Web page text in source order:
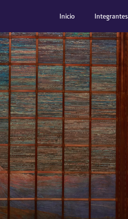
Inicio (current)Integrantes